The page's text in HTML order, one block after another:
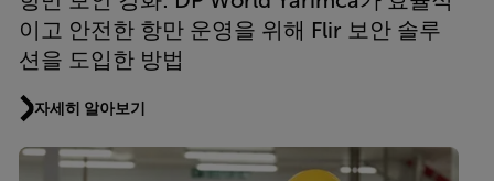
이고 안전한 항만 운영을 위해 Flir 보안 솔루
션을 도입한 방법
자세히 알아보기